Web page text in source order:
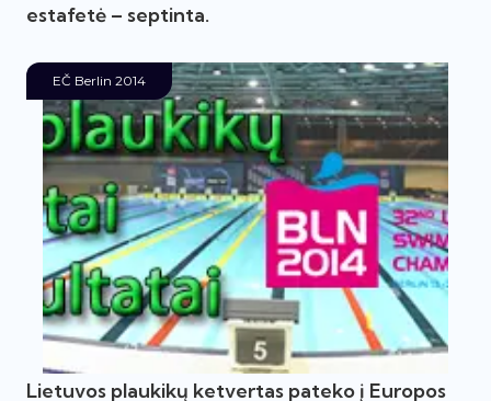
estafetė – septinta.
EČ Berlin 2014
Lietuvos plaukikų ketvertas pateko į Europos